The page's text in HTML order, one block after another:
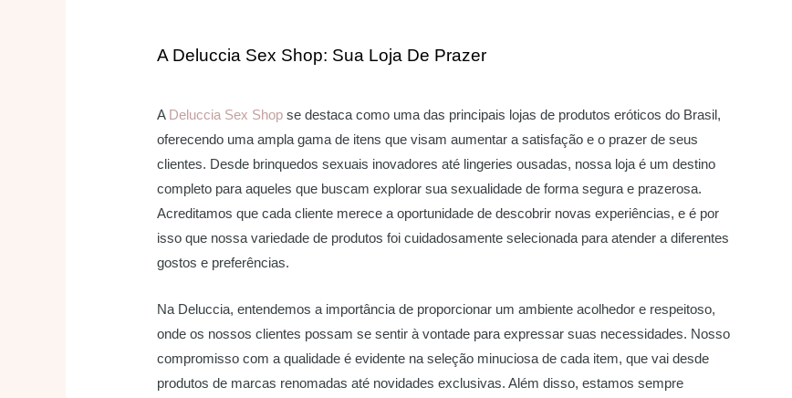
A Deluccia Sex Shop: Sua Loja De Prazer
A Deluccia Sex Shop se destaca como uma das principais lojas de produtos eróticos do Brasil,
oferecendo uma ampla gama de itens que visam aumentar a satisfação e o prazer de seus
clientes. Desde brinquedos sexuais inovadores até lingeries ousadas, nossa loja é um destino
completo para aqueles que buscam explorar sua sexualidade de forma segura e prazerosa.
Acreditamos que cada cliente merece a oportunidade de descobrir novas experiências, e é por
isso que nossa variedade de produtos foi cuidadosamente selecionada para atender a diferentes
gostos e preferências.
Na Deluccia, entendemos a importância de proporcionar um ambiente acolhedor e respeitoso,
onde os nossos clientes possam se sentir à vontade para expressar suas necessidades. Nosso
compromisso com a qualidade é evidente na seleção minuciosa de cada item, que vai desde
produtos de marcas renomadas até novidades exclusivas. Além disso, estamos sempre